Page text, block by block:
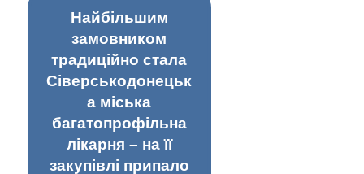
Найбільшим
замовником
традиційно стала
Сіверськодонецьк
а міська
багатопрофільна
лікарня – на її
закупівлі припало